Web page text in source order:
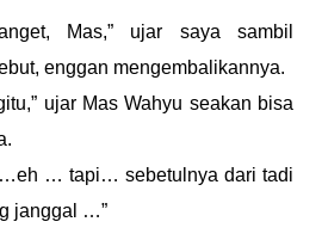
Mas,” ujar saya sambil
enggan mengembalikannya.
ujar Mas Wahyu seakan bisa
…eh … tapi… sebetulnya dari tadi
janggal …”